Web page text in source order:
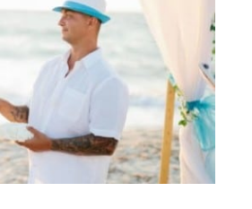
Ślub symboliczny